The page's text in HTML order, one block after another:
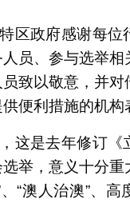
区政府感谢每位
员、参与选举相
致以敬意，并对
便利措施的机构
这是去年修订《
举，意义十分重
“澳人治澳”、